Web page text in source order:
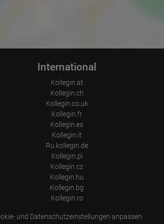
komplett verlassen?
International
Kollegin.at
Kollegin.ch
Kollegin.co.uk
Kollegin.fr
Kollegin.es
Kollegin.it
Ru.kollegin.de
Kollegin.pl
Kollegin.cz
Kollegin.hu
Kollegin.bg
Kollegin.ro
und Datenschutzeinstellungen anpassen